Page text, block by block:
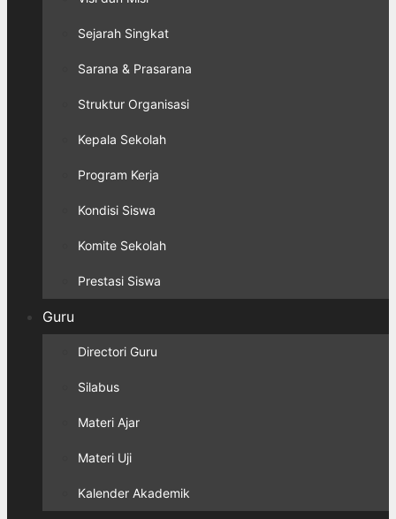
Sejarah Singkat
Sarana & Prasarana
Struktur Organisasi
Kepala Sekolah
Program Kerja
Kondisi Siswa
Komite Sekolah
Prestasi Siswa
Guru
Directori Guru
Silabus
Materi Ajar
Materi Uji
Kalender Akademik